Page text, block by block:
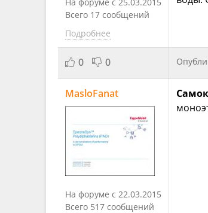
Всего 17 сообщений
Подробнее
0 0
MasloFanat
На форуме с 22.03.2015
Всего 517 сообщений